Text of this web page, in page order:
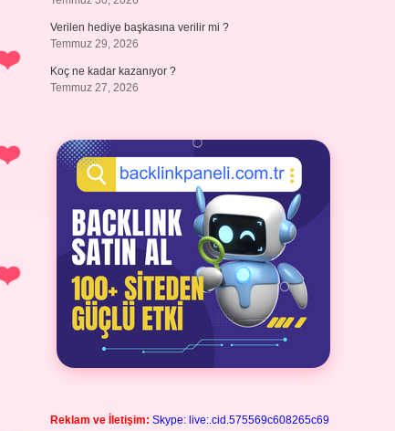
Verilen hediye başkasına verilir mi ?
Temmuz 29, 2026
Koç ne kadar kazanıyor ?
Temmuz 27, 2026
Reklam ve İletişim: Skype: live:.cid.575569c608265c69